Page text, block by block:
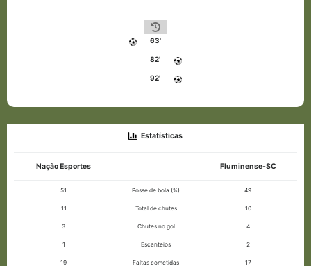
63'
82'
92'
Estatísticas
Nação Esportes Fluminense-SC
51 Posse de bola (%) 49
11 Total de chutes 10
3 Chutes no gol 4
1 Escanteios 2
19 Faltas cometidas 17